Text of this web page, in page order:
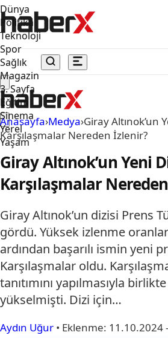
Dünya
Politika
Teknoloji
Spor
Sağlık
Magazin
3. Sayfa
Eğitim
Sinema
Yerel
Yaşam
Anasayfa›Medya›Giray Altınok’un
Karşılaşmalar Nereden İzlenir?
Giray Altınok’un Yeni
Karşılaşmalar
Giray Altınok’un dizisi Prens
gördü. Yüksek izlenme
ardından başarılı ismin yeni
Karşılaşmalar oldu.
tanıtımını yapılmasıyla
yükselmişti. Dizi için…
Aydın Uğur • Eklenme: 11.10.2024